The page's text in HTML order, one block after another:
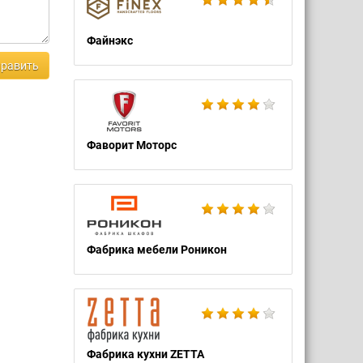
Файнэкс
Фаворит Моторс
Фабрика мебели Роникон
Фабрика кухни ZETTA